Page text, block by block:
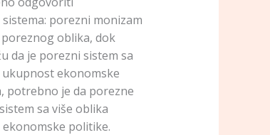
porezni monizam
oblika, dok
da je porezni sistem sa
ekonomske
potrebno je da porezne
sa više oblika
politike.